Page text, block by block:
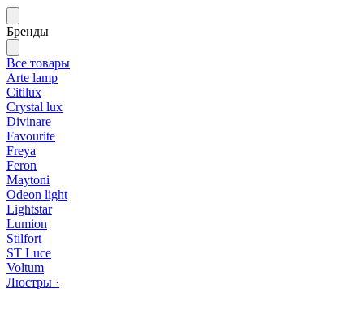
Бренды
Все товары
Arte lamp
Citilux
Crystal lux
Divinare
Favourite
Freya
Feron
Maytoni
Odeon light
Lightstar
Lumion
Stilfort
ST Luce
Voltum
Люстры ·